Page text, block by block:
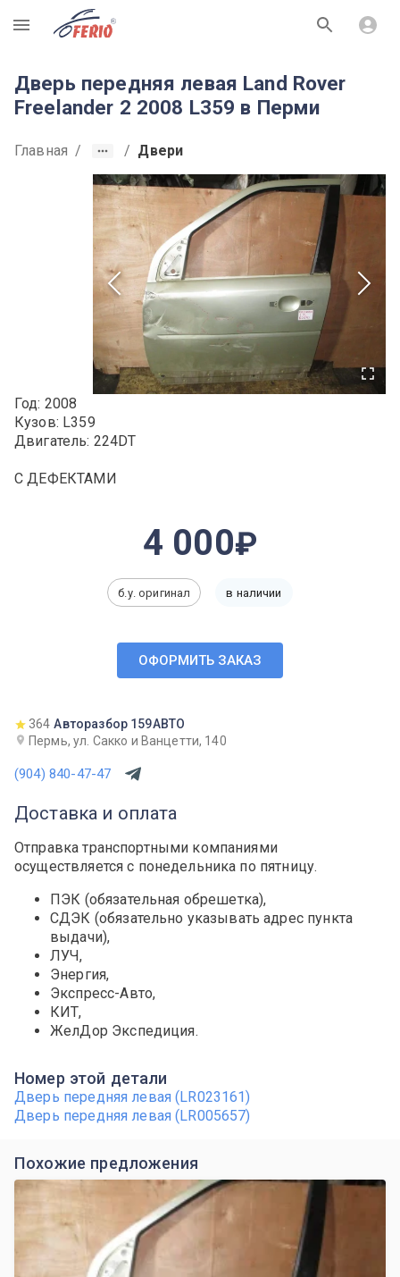
R
Дверь передняя левая Land Rover
Freelander 2 2008 L359 в Перми
Главная / / Двери
Год: 2008
Кузов: L359
Двигатель: 224DT
С ДЕФЕКТАМИ
4 000
б.у. оригинал в наличии
ОФОРМИТЬ ЗАКАЗ
364 Авторазбор 159АВТО
Пермь, ул. Сакко и Ванцетти, 140
(904) 840-47-47
Доставка и оплата
Отправка транспортными компаниями
осуществляется с понедельника по пятницу.
ПЭК (обязательная обрешетка),
СДЭК (обязательно указывать адрес пункта
выдачи),
ЛУЧ,
Энергия,
Экспресс-Авто,
КИТ,
ЖелДор Экспедиция.
Номер этой детали
Дверь передняя левая (LR023161)
Дверь передняя левая (LR005657)
Похожие предложения